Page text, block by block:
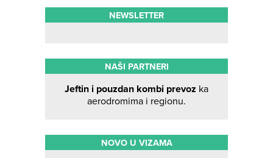
NEWSLETTER
NAŠI PARTNERI
Jeftin i pouzdan kombi prevoz ka
aerodromima i regionu.
NOVO U VIZAMA